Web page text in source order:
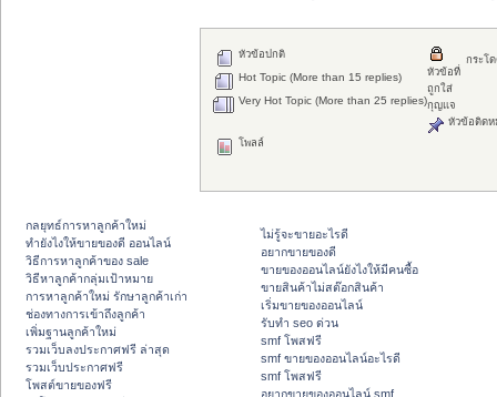
กระโ
หัวข้อปกติ
Hot Topic (More than 15 replies)
Very Hot Topic (More than 25 replies)
หัวข้อที่
ถูกใส่
กุญแจ
หัวข้อติดห
โพลล์
กลยุทธ์การหาลูกค้าใหม่
ทํายังไงให้ขายของดี ออนไลน์
วิธีการหาลูกค้าของ sale
วิธีหาลูกค้ากลุ่มเป้าหมาย
การหาลูกค้าใหม่ รักษาลูกค้าเก่า
ช่องทางการเข้าถึงลูกค้า
เพิ่มฐานลูกค้าใหม่
รวมเว็บลงประกาศฟรี ล่าสุด
รวมเว็บประกาศฟรี
โพสต์ขายของฟรี
ไม่รู้จะขายอะไรดี
อยากขายของดี
ขายของออนไลน์ยังไงให้มีคนซื้อ
ขายสินค้าไม่สต๊อกสินค้า
เริ่มขายของออนไลน์
รับทำ seo ด่วน
smf โพสฟรี
smf ขายของออนไลน์อะไรดี
smf โพสฟรี
อยากขายของออนไลน์ smf